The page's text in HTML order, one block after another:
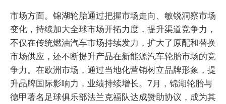
市场方面。锦湖轮胎通过把握市场走向、敏锐洞察市场
变化，持续加大全球市场开拓力度，提升渠道竞争力，
不仅在传统燃油汽车市场持续发力，扩大了原配和替换
市场供应，还不断提升产品在新能源汽车轮胎市场的竞
争力。在欧洲市场，通过当地化营销树立品牌形象，提
升品牌国际影响力，业绩持续增长。7月，锦湖轮胎与
德甲著名足球俱乐部法兰克福队达成赞助协议，成为其